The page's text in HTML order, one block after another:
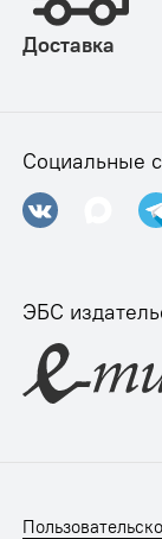
Доставка
Социальные
ЭБС